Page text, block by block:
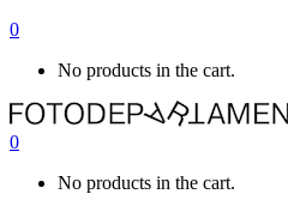
0
No products in the cart.
0
No products in the cart.